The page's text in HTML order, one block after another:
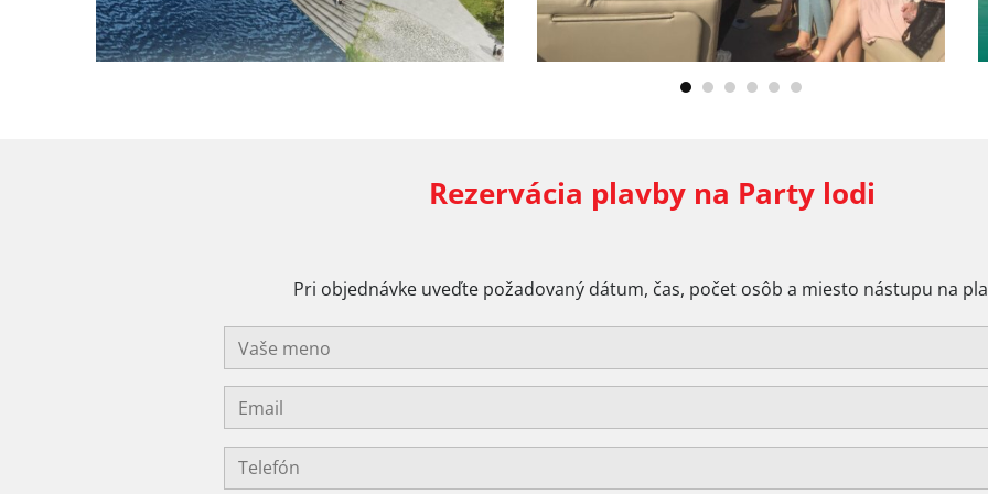
Rezervácia plavby na Party lodi
Pri objednávke uveďte požadovaný dátum, čas, počet osôb a miesto nástupu na